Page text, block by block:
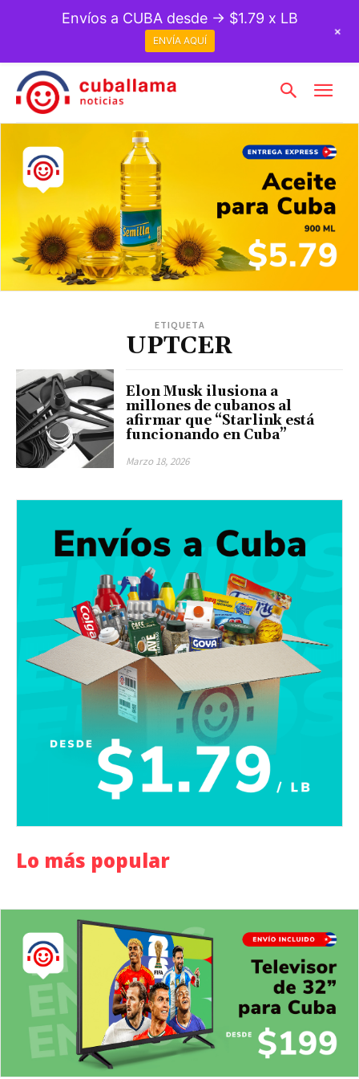
ETIQUETA
UPTCER
Elon Musk ilusiona a
millones de cubanos al
afirmar que “Starlink está
funcionando en Cuba”
Marzo 18, 2026
Lo más popular
Envíos a CUBA desde → $1.79 x LB
ENVÍA AQUÍ
+